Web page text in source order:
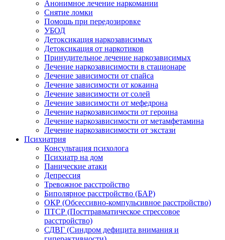
Анонимное лечение наркомании
Снятие ломки
Помощь при передозировке
УБОД
Детоксикация наркозависимых
Детоксикация от наркотиков
Принудительное лечение наркозависимых
Лечение наркозависимости в стационаре
Лечение зависимости от спайса
Лечение зависимости от кокаина
Лечение зависимости от солей
Лечение зависимости от мефедрона
Лечение наркозависимости от героина
Лечение наркозависимости от метамфетамина
Лечение наркозависимости от экстази
Психиатрия
Консультация психолога
Психиатр на дом
Панические атаки
Депрессия
Тревожное расстройство
Биполярное расстройство (БАР)
ОКР (Обсессивно-компульсивное расстройство)
ПТСР (Посттравматическое стрессовое
расстройство)
СДВГ (Синдром дефицита внимания и